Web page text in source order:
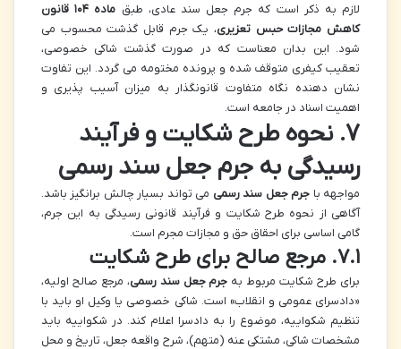
لازم به ذکر است که جرم جعل سند عادی، طبق
ماده ۱۰۴ قانون
کاهش مجازات حبس تعزیری، یک جرم قابل گذشت محسوب می
شود. این بدان معناست که در صورت گذشت شاکی خصوصی،
تعقیب کیفری متوقف شده و پرونده مختومه می گردد. این تفاوت
نشان دهنده نگاه متفاوت قانونگذار به میزان آسیب پذیری و
اهمیت اسناد در جامعه است.
۷. نحوه طرح شکایت و فرآیند
رسیدگی به جرم جعل سند رسمی
مواجهه با جرم جعل سند رسمی می تواند بسیار چالش برانگیز باشد.
آگاهی از نحوه طرح شکایت و فرآیند قانونی رسیدگی به این جرم،
گامی اساسی برای احقاق حق و مجازات مجرم است.
۷.۱. مرجع صالح برای طرح شکایت
برای طرح شکایت مربوط به جرم جعل سند رسمی، مرجع صالح اولیه،
«دادسرای عمومی و انقلاب» است. شاکی خصوصی یا وکیل او باید با
تنظیم شکواییه، موضوع را به دادسرا اعلام کند. در شکواییه باید
مشخصات شاکی، مشتکی عنه (متهم)، شرح واقعه جعل، تاریخ و محل